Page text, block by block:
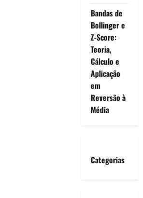
Bandas de
Bollinger e
Z-Score:
Teoria,
Cálculo e
Aplicação
em
Reversão à
Média
Categorias